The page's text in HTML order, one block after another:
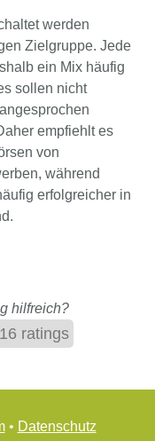
werden
Zielgruppe. Jede
ein Mix häufig
sollen nicht
empfiehlt es
von
während
erfolgreicher in
hilfreich?
16 ratings
• Datenschutz